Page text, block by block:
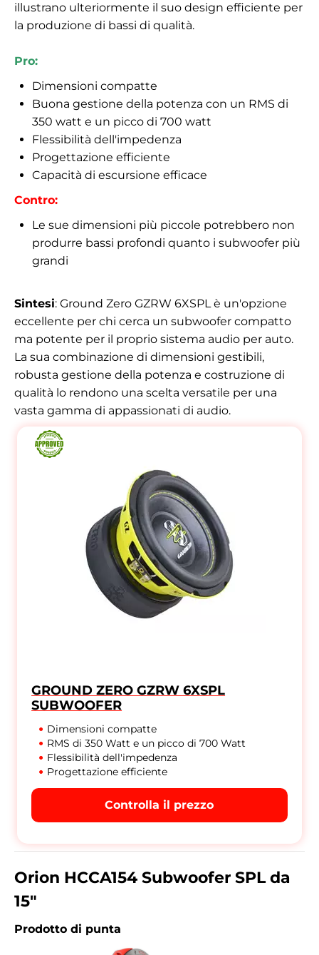
illustrano ulteriormente il suo design efficiente per
la produzione di bassi di qualità.
Pro:
Dimensioni compatte
Buona gestione della potenza con un RMS di
350 watt e un picco di 700 watt
Flessibilità dell'impedenza
Progettazione efficiente
Capacità di escursione efficace
Contro:
Le sue dimensioni più piccole potrebbero non
produrre bassi profondi quanto i subwoofer più
grandi
Sintesi: Ground Zero GZRW 6XSPL è un'opzione
eccellente per chi cerca un subwoofer compatto
ma potente per il proprio sistema audio per auto.
La sua combinazione di dimensioni gestibili,
robusta gestione della potenza e costruzione di
qualità lo rendono una scelta versatile per una
vasta gamma di appassionati di audio.
GROUND ZERO GZRW 6XSPL
SUBWOOFER
Dimensioni compatte
RMS di 350 Watt e un picco di 700 Watt
Flessibilità dell'impedenza
Progettazione efficiente
Controlla il prezzo
Orion HCCA154 Subwoofer SPL da
15"
Prodotto di punta